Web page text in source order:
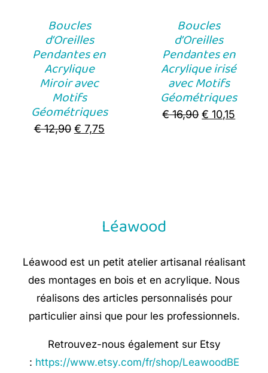
Boucles
d’Oreilles
Pendantes en
Acrylique
Miroir avec
Motifs
Géométriques
€12,90 Original
€ 7,75Current
Boucles
d’Oreilles
Pendantes en
Acrylique irisé
avec Motifs
Géométriques
€16,90 Original
€ 10,15
Léawood
Léawood est un petit atelier artisanal réalisant
des montages en bois et en acrylique. Nous
réalisons des articles personnalisés pour
particulier ainsi que pour les professionnels.
Retrouvez-nous également sur Etsy
: https://www.etsy.com/fr/shop/LeawoodBE